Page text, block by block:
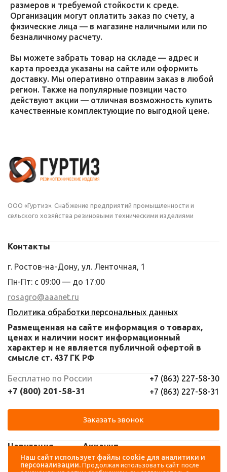
размеров и требуемой стойкости к среде.
Организации могут оплатить заказ по счету, а
физические лица — в магазине наличными или по
безналичному расчету.
Вы можете забрать товар на складе — адрес и
карта проезда указаны на сайте или оформить
доставку. Мы оперативно отправим заказ в любой
регион. Также на популярные позиции часто
действуют акции — отличная возможность купить
качественные комплектующие по выгодной цене.
ООО «Гуртиз». Снабжение предприятий промышленности и
сельского хозяйства резиновыми техническими изделиями
Навигация
Каталог
Аккаунт
Вход
Контакты
г. Ростов-на-Дону, ул. Ленточная, 1
Пн-Пт: с 09:00 — до 17:00
rosagro@aaanet.ru
Политика обработки персональных данных
Размещенная на сайте информация о товарах,
ценах и наличии носит информационный
характер и не является публичной офертой в
смысле ст. 437 ГК РФ
Бесплатно по России
+7 (800) 201-58-31
+7 (863) 227-58-30
+7 (863) 227-58-31
Заказать звонок
Наш сайт использует файлы cookie для аналитики и
персонализации. Продолжая использовать сайт после